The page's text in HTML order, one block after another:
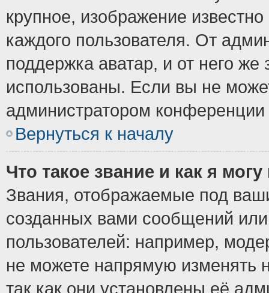
крупное, изображение
каждого пользователя. От
поддержка аватар, и от него же
использованы. Если вы не
администратором
Вернуться к началу
Что такое звание и как я
Звания, отображаемые под
созданных вами сообщений
пользователей: например,
не можете напрямую изменять
так как они установлены её